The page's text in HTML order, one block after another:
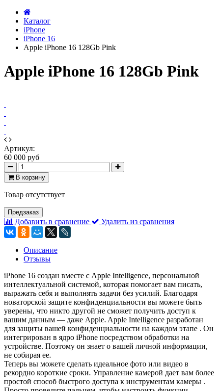
Каталог
iPhone
iPhone 16
Apple iPhone 16 128Gb Pink
Apple iPhone 16 128Gb Pink
Артикул:
60 000 руб
В корзину
Товар отсутствует
Предзаказ
Добавить в сравнение Удалить из сравнения
Описание
Отзывы
iPhone 16 создан вместе с Apple Intelligence, персональной
интеллектуальной системой, которая помогает вам писать,
выражать себя и выполнять задачи без усилий. Благодаря
новаторской защите конфиденциальности вы можете быть
уверены, что никто другой не сможет получить доступ к
вашим данным — даже Apple. Apple Intelligence разработан
для защиты вашей конфиденциальности на каждом этапе . Он
интегрирован в ядро ​​iPhone посредством обработки на
устройстве. Поэтому он знает о вашей личной информации,
не собирая ее.
Теперь вы можете сделать идеальное фото или видео в
рекордно короткие сроки. Управление камерой дает вам более
простой способ быстрого доступа к инструментам камеры .